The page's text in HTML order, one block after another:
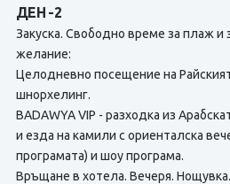
ДЕН -2
Закуска. Свободно време за плаж и
желание:
Целодневно посещение на
шнорхелинг.
BADAWYA VIP - разходка из
и езда на камили с ориенталска
програмата) и шоу програма.
Връщане в хотела. Вечеря. Нощувка.